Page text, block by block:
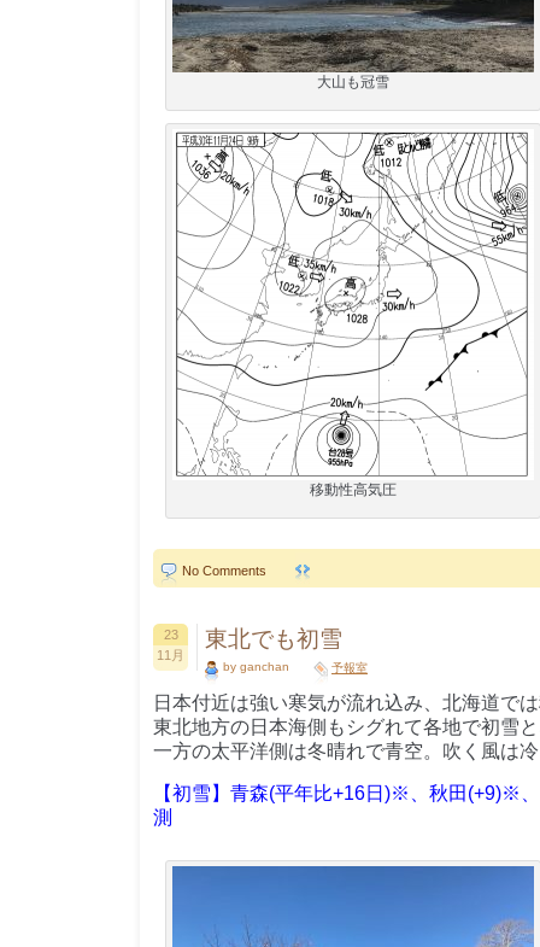
大山も冠雪
移動性高気圧
No Comments
23
11月
東北でも初雪
by ganchan 予報室
日本付近は強い寒気が流れ込み、北海道で
東北地方の日本海側もシグれて各地で初雪
一方の太平洋側は冬晴れで青空。吹く風は
【初雪】青森(平年比+16日)※、秋田
測